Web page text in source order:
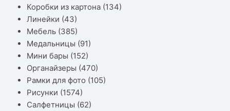
Коробки из картона (134)
Линейки (43)
Мебель (385)
Медальницы (91)
Мини бары (152)
Органайзеры (470)
Рамки для фото (105)
Рисунки (1574)
Салфетницы (62)